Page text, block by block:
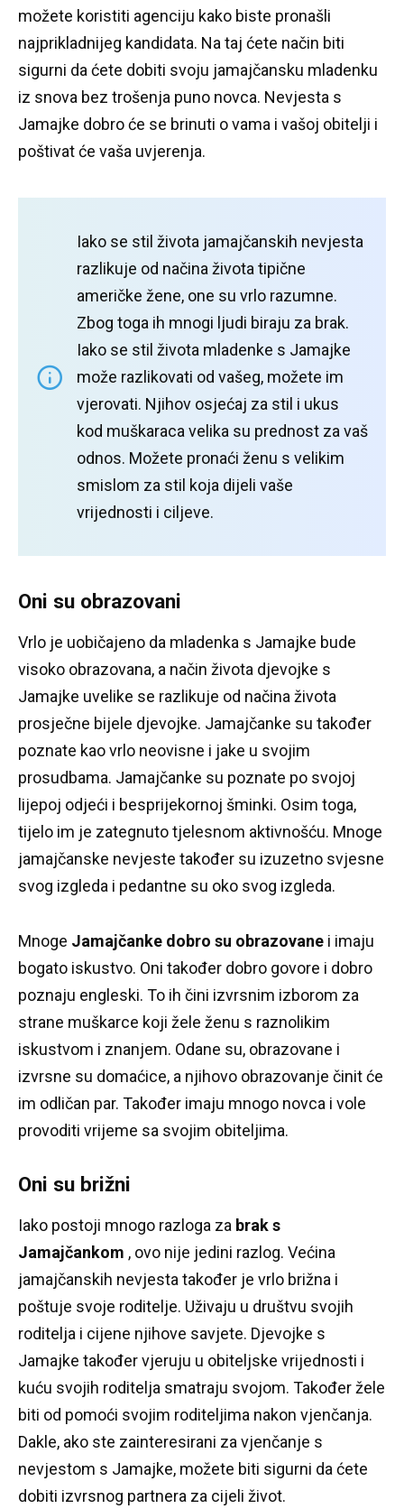
možete koristiti agenciju kako biste pronašli
najprikladnijeg kandidata. Na taj ćete način biti
sigurni da ćete dobiti svoju jamajčansku mladenku
iz snova bez trošenja puno novca. Nevjesta s
Jamajke dobro će se brinuti o vama i vašoj obitelji i
poštivat će vaša uvjerenja.
Iako se stil života jamajčanskih nevjesta
razlikuje od načina života tipične
američke žene, one su vrlo razumne.
Zbog toga ih mnogi ljudi biraju za brak.
Iako se stil života mladenke s Jamajke
može razlikovati od vašeg, možete im
vjerovati. Njihov osjećaj za stil i ukus
kod muškaraca velika su prednost za vaš
odnos. Možete pronaći ženu s velikim
smislom za stil koja dijeli vaše
vrijednosti i ciljeve.
Oni su obrazovani
Vrlo je uobičajeno da mladenka s Jamajke bude
visoko obrazovana, a način života djevojke s
Jamajke uvelike se razlikuje od načina života
prosječne bijele djevojke. Jamajčanke su također
poznate kao vrlo neovisne i jake u svojim
prosudbama. Jamajčanke su poznate po svojoj
lijepoj odjeći i besprijekornoj šminki. Osim toga,
tijelo im je zategnuto tjelesnom aktivnošću. Mnoge
jamajčanske nevjeste također su izuzetno svjesne
svog izgleda i pedantne su oko svog izgleda.
Mnoge Jamajčanke dobro su obrazovane i imaju
bogato iskustvo. Oni također dobro govore i dobro
poznaju engleski. To ih čini izvrsnim izborom za
strane muškarce koji žele ženu s raznolikim
iskustvom i znanjem. Odane su, obrazovane i
izvrsne su domaćice, a njihovo obrazovanje činit će
im odličan par. Također imaju mnogo novca i vole
provoditi vrijeme sa svojim obiteljima.
Oni su brižni
Iako postoji mnogo razloga za brak s
Jamajčankom , ovo nije jedini razlog. Većina
jamajčanskih nevjesta također je vrlo brižna i
poštuje svoje roditelje. Uživaju u društvu svojih
roditelja i cijene njihove savjete. Djevojke s
Jamajke također vjeruju u obiteljske vrijednosti i
kuću svojih roditelja smatraju svojom. Također žele
biti od pomoći svojim roditeljima nakon vjenčanja.
Dakle, ako ste zainteresirani za vjenčanje s
nevjestom s Jamajke, možete biti sigurni da ćete
dobiti izvrsnog partnera za cijeli život.